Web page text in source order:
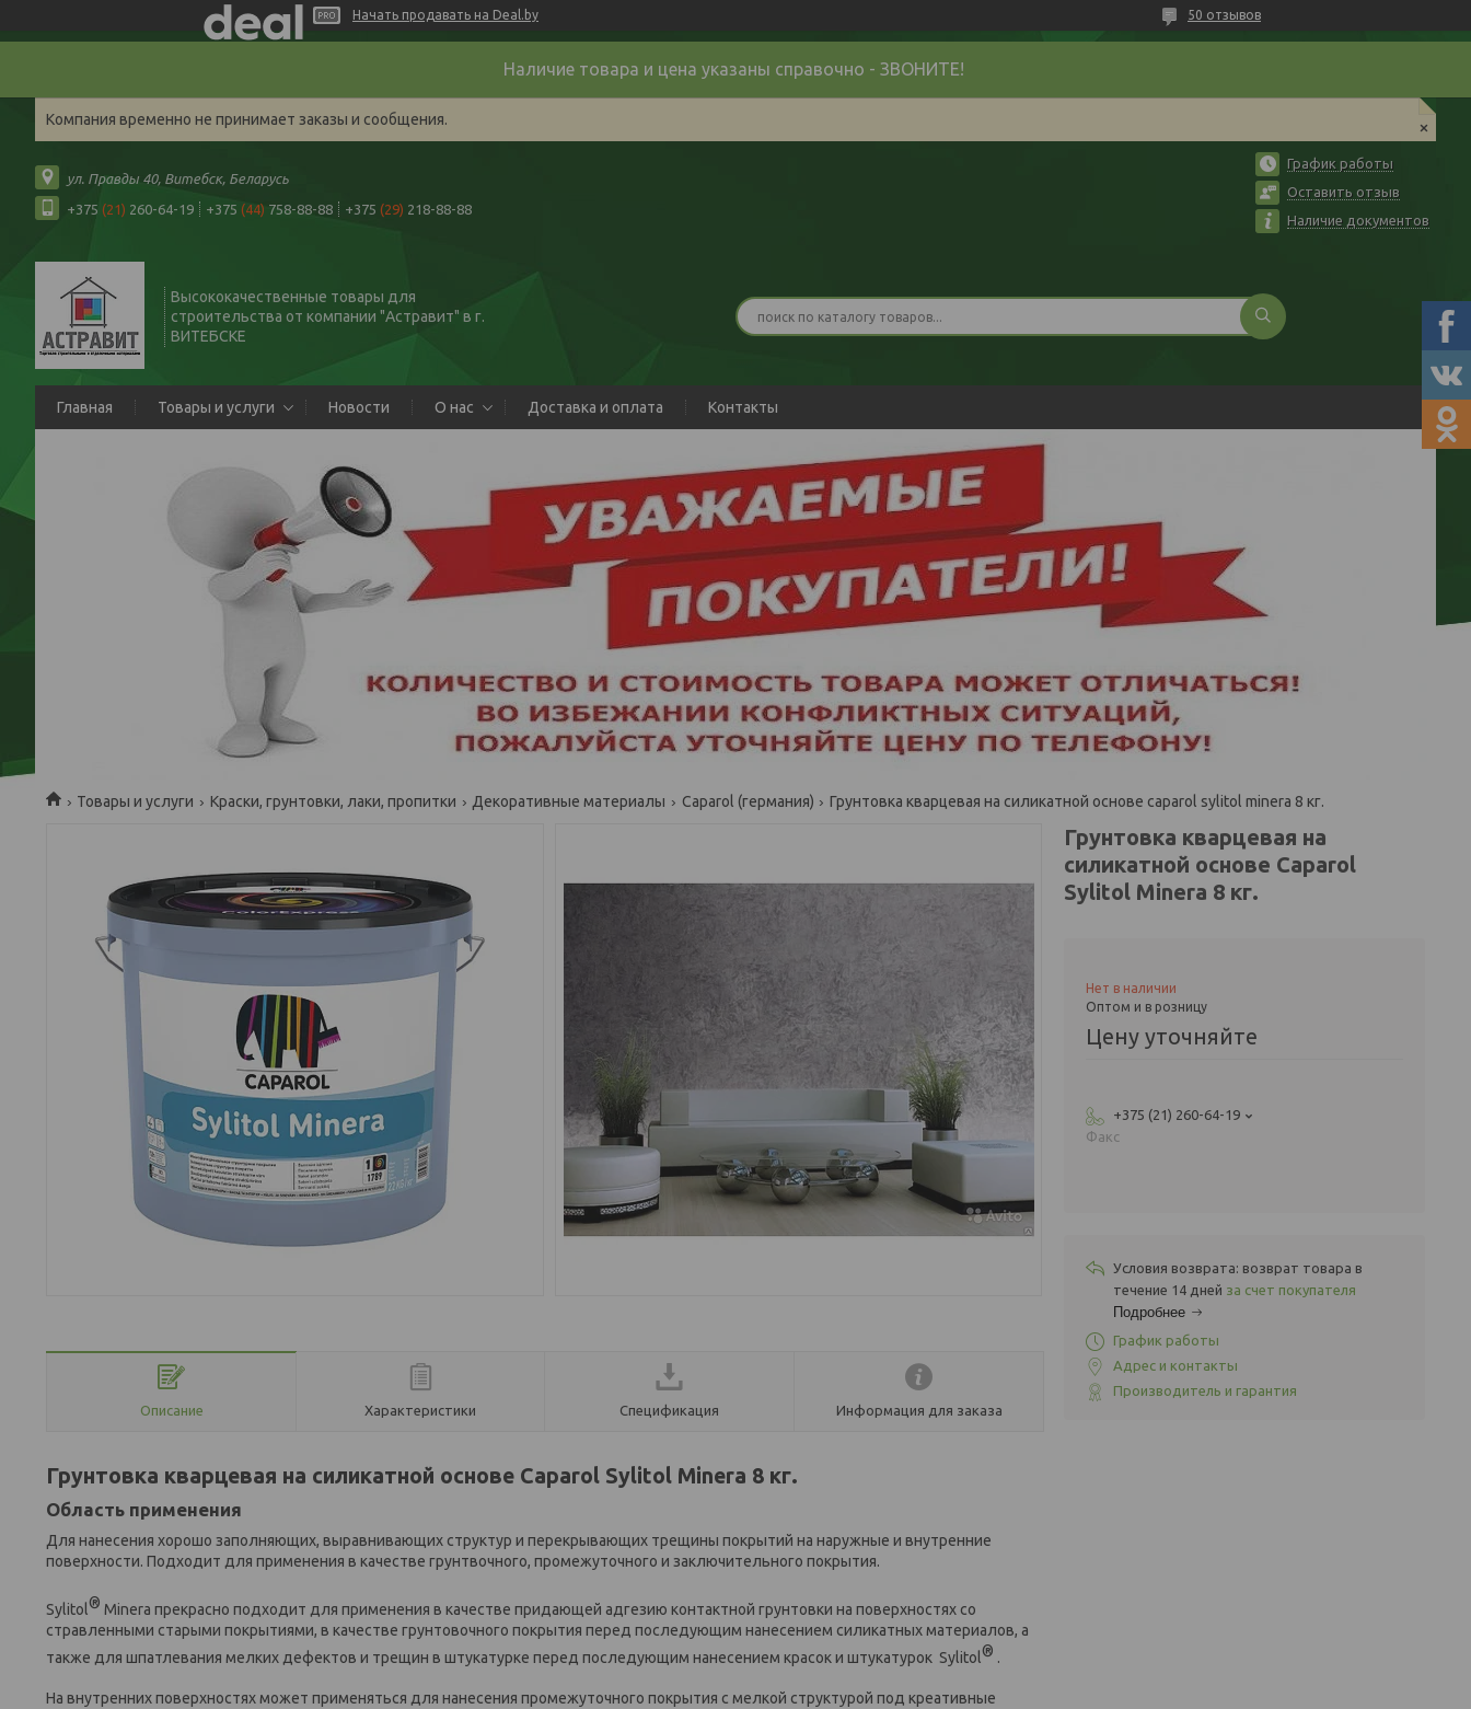
Начать продавать на Deal.by 50 отзывов
Наличие товара и цена указаны справочно - ЗВОНИТЕ!
Компания временно не принимает заказы и сообщения.
ул. Правды 40, Витебск, Беларусь
+375 (21) 260-64-19 +375 (44) 758-88-88 +375 (29) 218-88-88
График работы
Оставить отзыв
Наличие документов
Высококачественные товары для
строительства от компании "Астравит" в г.
ВИТЕБСКЕ
Главная Товары и услуги Новости О нас Доставка и оплата Контакты
Товары и услуги Краски, грунтовки, лаки, пропитки Декоративные материалы Caparol (германия) Грунтовка кварцевая на силикатной основе caparol sylitol minera 8 кг.
Описание Характеристики Спецификация Информация для заказа
Грунтовка кварцевая на силикатной основе Caparol Sylitol Minera 8 кг.
Область применения
Для нанесения хорошо заполняющих, выравнивающих структур и перекрывающих трещины покрытий на наружные и внутренние
поверхности. Подходит для применения в качестве грунтвочного, промежуточного и заключительного покрытия.
Sylitol® Minera прекрасно подходит для применения в качестве придающей адгезию контактной грунтовки на поверхностях со
стравленными старыми покрытиями, в качестве грунтовочного покрытия перед последующим нанесением силикатных материалов, а
также для шпатлевания мелких дефектов и трещин в штукатурке перед последующим нанесением красок и штукатурок Sylitol® .
На внутренних поверхностях может применяться для нанесения промежуточного покрытия с мелкой структурой под креативные
Грунтовка кварцевая на
силикатной основе Caparol
Sylitol Minera 8 кг.
Нет в наличии
Оптом и в розницу
Цену уточняйте
+375 (21) 260-64-19
Факс
возврат товара в
течение 14 дней за счет покупателя
Подробнее
График работы
Адрес и контакты
Производитель и гарантия